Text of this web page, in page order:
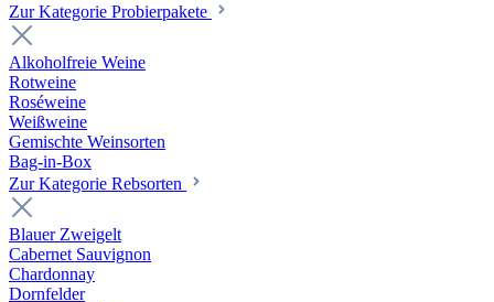
Zur Kategorie Probierpakete
Alkoholfreie Weine
Rotweine
Roséweine
Weißweine
Gemischte Weinsorten
Bag-in-Box
Zur Kategorie Rebsorten
Blauer Zweigelt
Cabernet Sauvignon
Chardonnay
Dornfelder